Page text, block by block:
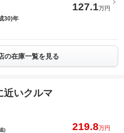
127.1万円
30)年
の在庫一覧を見る
近いクルマ
)
219.8万円